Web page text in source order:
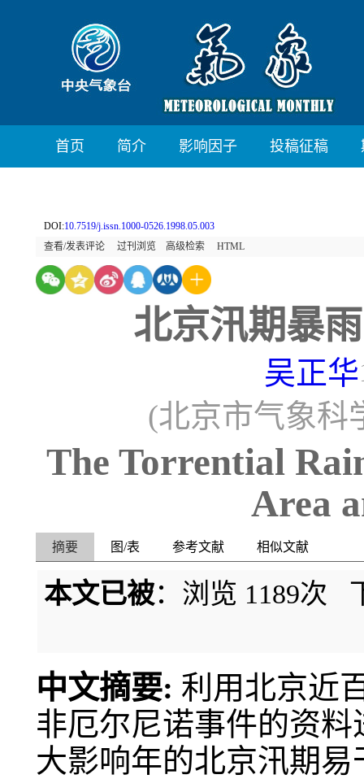
首页 简介 影响因子 投稿征稿
DOI:10.7519/j.issn.1000-0526.1998.05.003
查看/发表评论
过刊浏览 高级检索 HTML
北京汛期暴
吴正华
(北京市气象科
The Torrential
Area
摘要 图/表 参考文献 相似文献
本文已被：浏览 1189次
中文摘要: 利用北京近
非厄尔尼诺事件的资
大影响年的北京汛期